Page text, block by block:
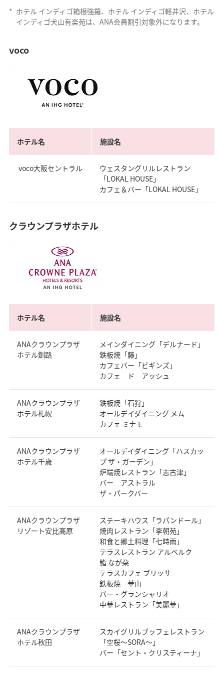
* ホテル インディゴ箱根強羅、ホテル インディゴ軽井沢、ホテル
インディゴ犬山有楽苑は、ANA会員割引対象外になります。
voco
ホテル名 施設名
voco大阪セントラル
ウェスタングリルレストラン
「LOKAL HOUSE」
カフェ＆バー「LOKAL HOUSE」
クラウンプラザホテル
ホテル名 施設名
ANAクラウンプラザ
ホテル釧路
メインダイニング「デルナード」
鉄板焼「藤」
カフェバー「ビギンズ」
カフェ ド アッシュ
ANAクラウンプラザ
ホテル札幌
鉄板焼「石狩」
オールデイダイニング メム
カフェ ミナモ
ANAクラウンプラザ
ホテル千歳
オールデイダイニング「ハスカッ
プ ザ・ガーデン」
炉端焼レストラン「志古津」
バー アストラル
ザ・パークバー
ANAクラウンプラザ
リゾート安比高原
ステーキハウス「ラパンドール」
焼肉レストラン「李朝苑」
和食と郷土料理「七時雨」
テラスレストラン アルベルク
鮨 なが朶
テラスカフェ ブリッサ
鉄板焼 華山
バー・グランシャリオ
中華レストラン「美麗華」
ANAクラウンプラザ
ホテル秋田
スカイグリルブッフェレストラン
「空桜～SORA～」
バー「セント・クリスティーナ」